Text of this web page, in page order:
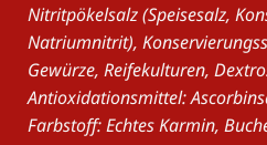
Nitritpökelsalz (Speisesalz,
Natriumnitrit),
Gewürze, Reifekulturen,
Antioxidationsmittel:
Farbstoff: Echtes Karmin,